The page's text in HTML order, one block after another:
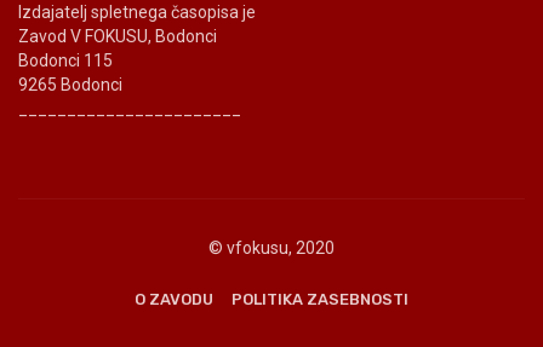
Izdajatelj spletnega časopisa je
Zavod V FOKUSU, Bodonci
Bodonci 115
9265 Bodonci
© vfokusu, 2020
O ZAVODU POLITIKA ZASEBNOSTI